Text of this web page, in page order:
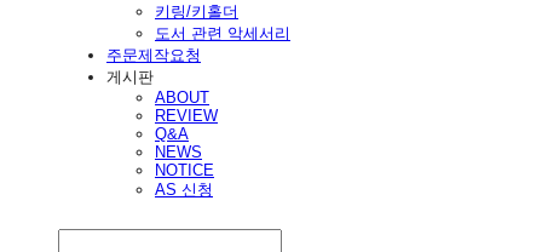
키링/키홀더
도서 관련 악세서리
주문제작요청
게시판
ABOUT
REVIEW
Q&A
NEWS
NOTICE
AS 신청